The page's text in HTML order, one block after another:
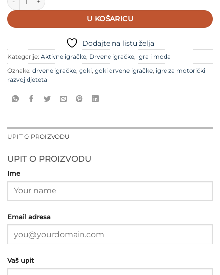
U KOŠARICU
Dodajte na listu želja
Kategorije: Aktivne igračke, Drvene igračke, Igra i moda
Oznake: drvene igračke, goki, goki drvene igračke, igre za motorički
razvoj djeteta
UPIT O PROIZVODU
UPIT O PROIZVODU
Ime
Email adresa
Vaš upit